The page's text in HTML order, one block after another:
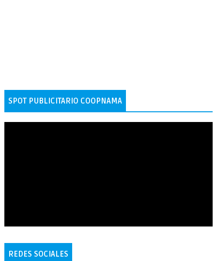
SPOT PUBLICITARIO COOPNAMA
REDES SOCIALES